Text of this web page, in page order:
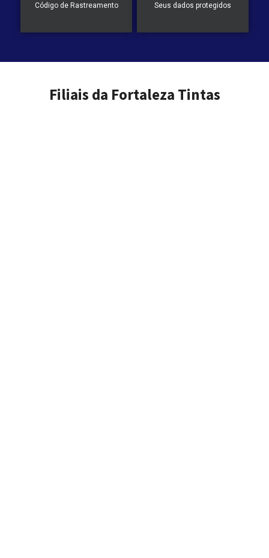
Código de Rastreamento Seus dados protegidos
Filiais da Fortaleza Tintas